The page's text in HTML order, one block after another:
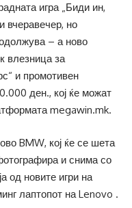
игра „Биди ин,
вчеравечер, но
– а ново
влезница за
и промотивен
ден., кој ќе можат
megawin.mk.
BMW, кој ќе се шета
и снима со
од новите игри на
лаптопот на Lenovo .